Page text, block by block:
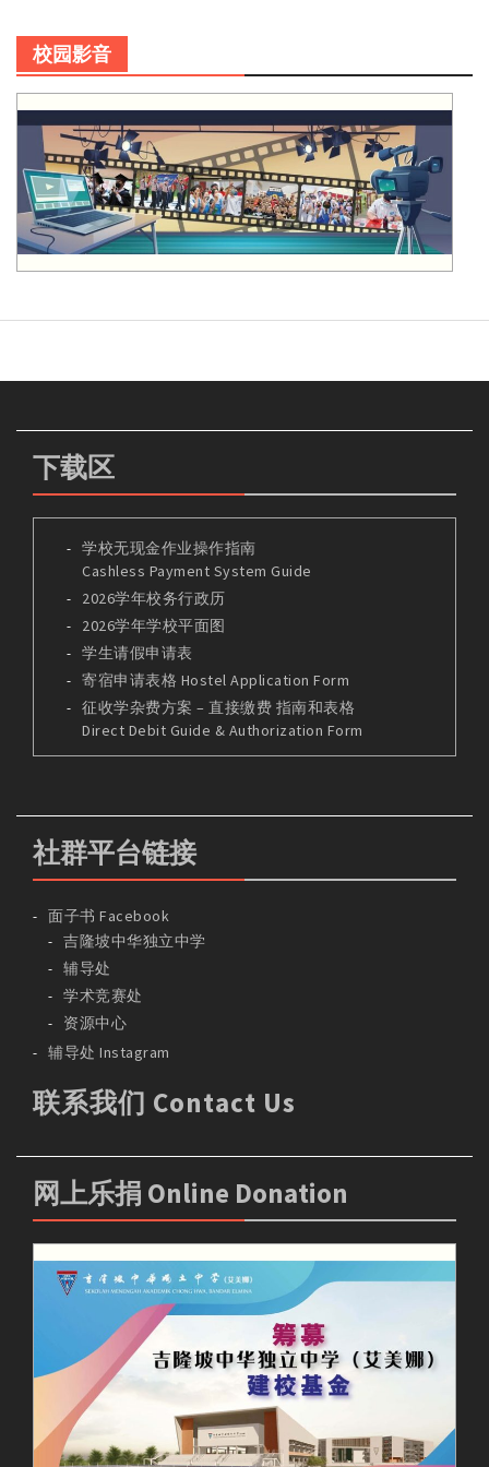
校园影音
下载区
学校无现金作业操作指南
Cashless Payment System Guide
2026学年校务行政历
2026学年学校平面图
学生请假申请表
寄宿申请表格 Hostel Application Form
征收学杂费方案 – 直接缴费 指南和表格
Direct Debit Guide & Authorization Form
社群平台链接
面子书 Facebook
吉隆坡中华独立中学
辅导处
学术竞赛处
资源中心
辅导处 Instagram
联系我们 Contact Us
网上乐捐 Online Donation